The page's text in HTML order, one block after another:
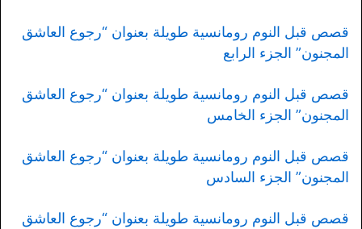
قصص قبل النوم رومانسية طويلة بعنوان “رجوع العاشق
المجنون” الجزء الرابع
قصص قبل النوم رومانسية طويلة بعنوان “رجوع العاشق
المجنون” الجزء الخامس
قصص قبل النوم رومانسية طويلة بعنوان “رجوع العاشق
المجنون” الجزء السادس
قصص قبل النوم رومانسية طويلة بعنوان “رجوع العاشق